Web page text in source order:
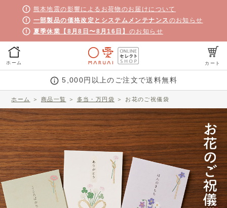
熊本地震の影響によるお荷物のお届けについて
一部製品の価格改定とシステムメンテナンス のお知らせ
夏季休業【8月8日〜8月16日】 のお知らせ
ホーム カート
5,000円以上のご注文で送料無料
ホーム ＞ 商品一覧 ＞ 多当・万円袋 ＞ お花のご祝儀袋